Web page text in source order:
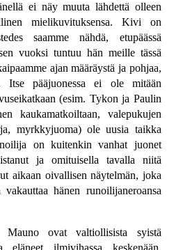
ei näy muuta lähdettä olleen
mielikuvituksensa. Kivi on
saamme nähdä, etupäässä
vuoksi tuntuu hän meille tässä
ajan määräystä ja pohjaa,
pääjuonessa ei ole mitään
(esim. Tykon ja Paulin
kaukamatkoiltaan, valepukujen
myrkkyjuoma) ole uusia taikka
on kuitenkin vanhat juonet
ja omituisella tavalla niitä
aikaan oivallisen näytelmän, joka
hänen runoilijaneroansa
ovat valtiollisista syistä